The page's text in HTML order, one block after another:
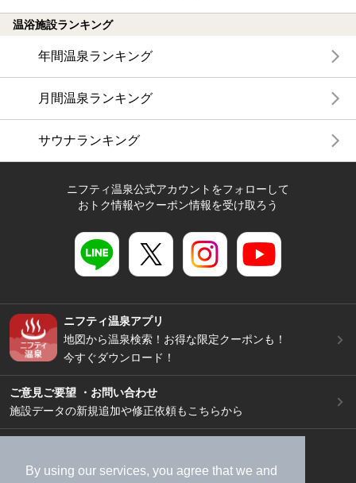
By using our services, you agree that we and
温浴施設ランキング
年間温泉ランキング
月間温泉ランキング
サウナランキング
ニフティ温泉公式アカウントをフォローして
おトク情報やクーポン情報を受け取ろう
ニフティ温泉アプリ
地図から温泉検索！お得な限定クーポンも！
今すぐダウンロード！
ご意見ご要望 ・お問い合わせ
施設データの新規追加や修正依頼もこちらから
加盟店募集（資料請求）
広告出稿のご案内